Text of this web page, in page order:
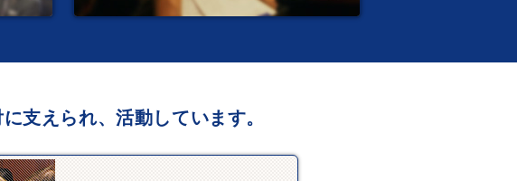
支えられ、活動しています。